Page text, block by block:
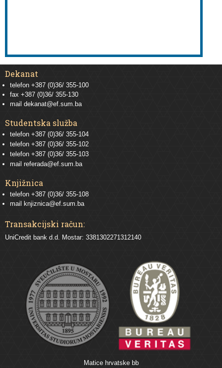
Dekanat
telefon +387 (0)36/ 355-100
fax +387 (0)36/ 355-130
mail dekanat@ef.sum.ba
Studentska služba
telefon +387 (0)36/ 355-104
telefon +387 (0)36/ 355-102
telefon +387 (0)36/ 355-103
mail referada@ef.sum.ba
Knjižnica
telefon +387 (0)36/ 355-108
mail
knjiznica@ef.sum.ba
Transakcijski račun:
UniCredit bank d.d. Mostar: 3381302271312140
Matice hrvatske bb